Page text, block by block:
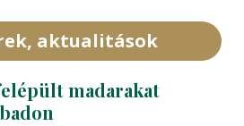
aktualitások
madarakat